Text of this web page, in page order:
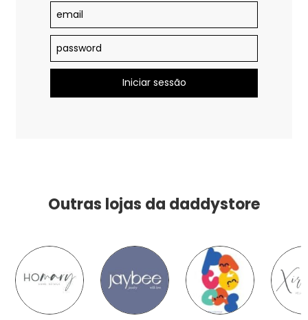
Outras lojas da daddystore